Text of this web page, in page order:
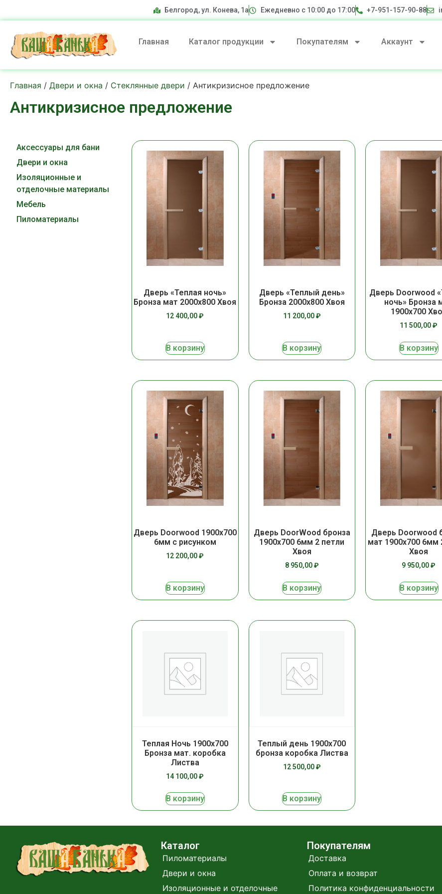
Белгород, ул. Конева, 1а Ежедневно с 10:00 до 17:00 +7-951-157-90-88
Главная Каталог продукции Покупателям Аккаунт
Главная / Двери и окна / Стеклянные двери / Антикризисное предложение
Антикризисное предложение
Аксессуары для бани
Двери и окна
Изоляционные и
отделочные материалы
Мебель
Пиломатериалы
Дверь «Теплая ночь»
Бронза мат 2000х800 Хвоя
12 400,00₽
В корзину
Дверь «Теплый день»
Бронза 2000х800 Хвоя
11 200,00₽
В корзину
Дверь Doorwood
ночь» Бронза
1900х700
11 500,00₽
В корзину
Дверь Doorwood 1900х700
6мм с рисунком
12 200,00₽
В корзину
Дверь DoorWood бронза
1900х700 6мм 2 петли
Хвоя
8 950,00₽
В корзину
Дверь Doorwood
мат 1900х700 6мм
Хвоя
9 950,00₽
В корзину
Теплая Ночь 1900х700
Бронза мат. коробка
Листва
14 100,00₽
В корзину
Теплый день 1900х700
бронза коробка Листва
12 500,00₽
В корзину
Каталог
Пиломатериалы
Двери и окна
Изоляционные и отделочные
Покупателям
Доставка
Оплата и возврат
Политика конфиденциальности